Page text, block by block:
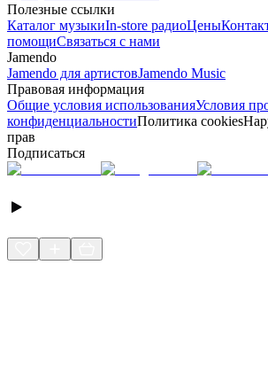
Полезные ссылки
Каталог музыкиIn-store радиоЦены
помощиСвязаться с нами
Jamendo
Jamendo для артистовJamendo Music
Правовая информация
Общие условия использованияУсловия
конфиденциальностиПолитика cookies
прав
Подписаться